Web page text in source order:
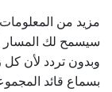
مزيد من
سيسمح لك
وبدون تردد لأن
بسماع قائد